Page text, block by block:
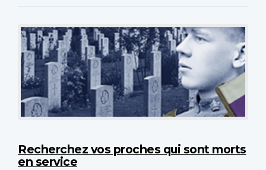
Recherchez vos proches qui sont morts
en service